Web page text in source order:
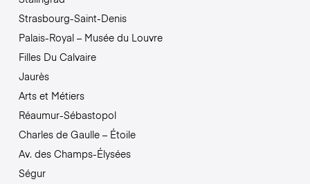
Strasbourg-Saint-Denis
Palais-Royal – Musée du Louvre
Filles Du Calvaire
Jaurès
Arts et Métiers
Réaumur-Sébastopol
Charles de Gaulle – Étoile
Av. des Champs-Élysées
Ségur